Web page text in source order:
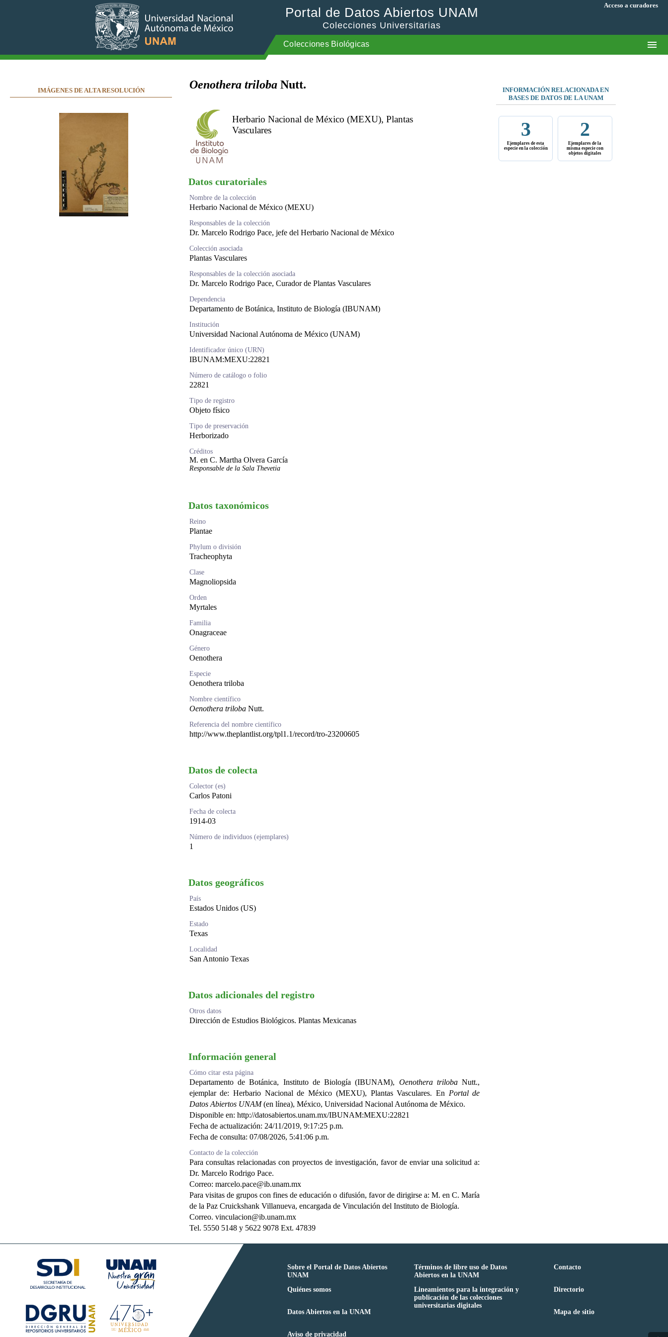
Portal de Datos Abiertos UNAM
Colecciones Universitarias
Acceso a curadores
Colecciones Biológicas
IMÁGENES DE ALTA RESOLUCIÓN Oenothera triloba Nutt.
Herbario Nacional de México (MEXU), Plantas
Vasculares
Datos curatoriales
Nombre de la colección
Herbario Nacional de México (MEXU)
Responsables de la colección
Dr. Marcelo Rodrigo Pace, jefe del Herbario Nacional de México
Colección asociada
Plantas Vasculares
Responsables de la colección asociada
Dr. Marcelo Rodrigo Pace, Curador de Plantas Vasculares
Dependencia
Departamento de Botánica, Instituto de Biología (IBUNAM)
Institución
Universidad Nacional Autónoma de México (UNAM)
Identificador único (URN)
IBUNAM:MEXU:22821
Número de catálogo o folio
22821
Tipo de registro
Objeto físico
Tipo de preservación
Herborizado
Créditos
M. en C. Martha Olvera García
Responsable de la Sala Thevetia
Datos taxonómicos
Reino
Plantae
Phylum o división
Tracheophyta
Clase
Magnoliopsida
Orden
Myrtales
Familia
Onagraceae
Género
Oenothera
Especie
Oenothera triloba
Nombre científico
Oenothera trilobaNutt.
Referencia del nombre científico
http://www.theplantlist.org/tpl1.1/record/tro-23200605
Datos de colecta
Colector (es)
Carlos Patoni
Fecha de colecta
1914-03
Número de individuos (ejemplares)
1
Datos geográficos
País
Estados Unidos (US)
Estado
Texas
Localidad
San Antonio Texas
Datos adicionales del registro
Otros datos
Dirección de Estudios Biológicos. Plantas Mexicanas
Información general
Cómo citar esta página
Departamento de Botánica, Instituto de Biología (IBUNAM), Oenothera triloba Nutt.,
ejemplar de: Herbario Nacional de México (MEXU), Plantas Vasculares. En Portal de
Datos Abiertos UNAM(en línea), México, Universidad Nacional Autónoma de México.
Disponible en: http://datosabiertos.unam.mx/IBUNAM:MEXU:22821
Fecha de actualización: 24/11/2019, 9:17:25 p.m.
Fecha de consulta: 07/08/2026, 5:41:06 p.m.
Contacto de la colección
Para consultas relacionadas con proyectos de investigación, favor de enviar una solicitud a:
Dr. Marcelo Rodrigo Pace.
Correo: marcelo.pace@ib.unam.mx
Para visitas de grupos con fines de educación o difusión, favor de dirigirse a: M. en C. María
de la Paz Cruickshank Villanueva, encargada de Vinculación del Instituto de Biología.
Correo. vinculacion@ib.unam.mx
Tel. 5550 5148 y 5622 9078 Ext. 47839
INFORMACIÓN RELACIONADA EN
BASES DE DATOS DE LA UNAM
3
Ejemplares de esta
especie en la colección
2
Ejemplares de la
misma especie con
objetos digitales